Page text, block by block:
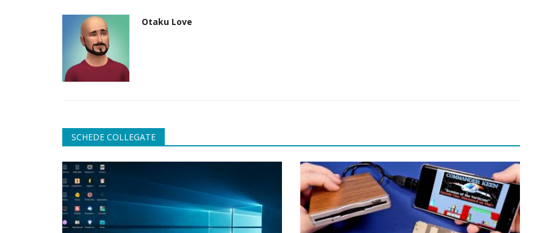
Otaku Love
SCHEDE COLLEGATE